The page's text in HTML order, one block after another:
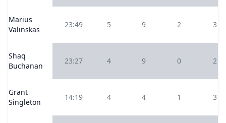
Marius
Valinskas
23:49 5 9 2 3
Shaq
Buchanan
23:27 4 9 0 2
Grant
Singleton
14:19 4 4 1 3